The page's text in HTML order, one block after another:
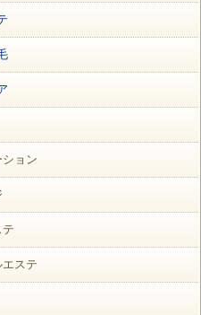
ション
テ
ステ